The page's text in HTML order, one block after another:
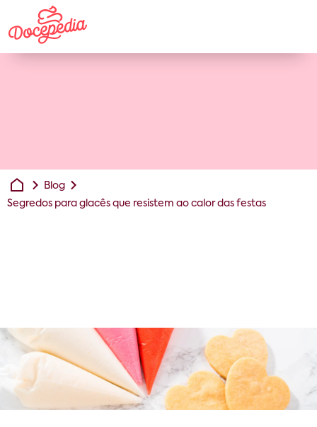
Blog
Segredos para glacês que resistem ao calor das festas